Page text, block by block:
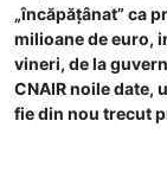
„încăpățânat” ca
milioane de euro,
vineri, de la
CNAIR noile date,
fie din nou trecut